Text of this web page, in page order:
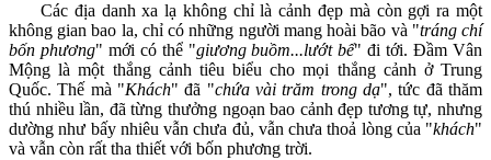
Các địa danh xa lạ không chỉ là cảnh đẹp mà còn gợi ra một
không gian bao la, chỉ có những người mang hoài bão và "tráng chí
bốn phương" mới có thể "giương buồm...lướt bể" đi tới. Đầm Vân
Mộng là một thắng cảnh tiêu biểu cho mọi thắng cảnh ở Trung
Quốc. Thế mà "Khách" đã "chứa vài trăm trong dạ", tức đã thăm
thú nhiều lần, đã từng thưởng ngoạn bao cảnh đẹp tương tự, nhưng
dường như bấy nhiêu vẫn chưa đủ, vẫn chưa thoả lòng của "khách"
và vẫn còn rất tha thiết với bốn phương trời.